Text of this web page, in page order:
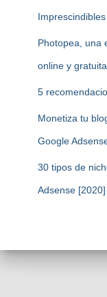
Photopea, una
online y gratuita
5
Monetiza tu
Google
30 tipos de
Adsense [2020]